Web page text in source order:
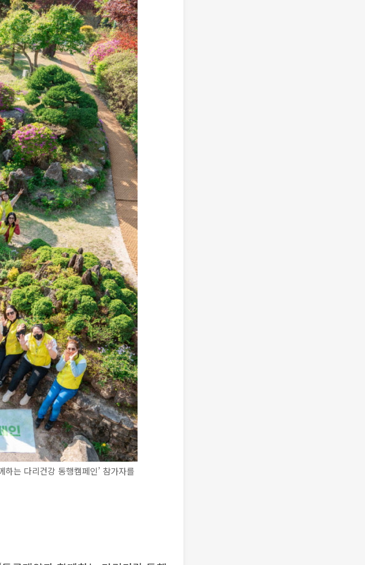
는 다리건강 동행캠페인’ 참가자를